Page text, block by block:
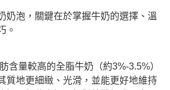
奶泡，關鍵在於掌握牛奶的選擇、溫
。
含量較高的全脂牛奶（約3%-3.5%）
質地更細緻、光滑，並能更好地維持